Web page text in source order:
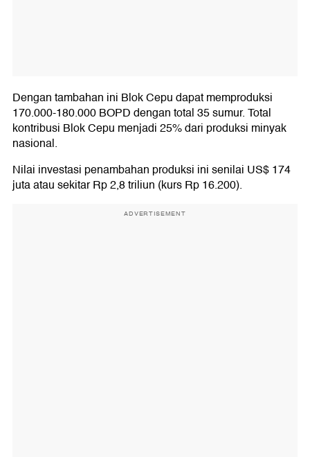
Dengan tambahan ini Blok Cepu dapat memproduksi
170.000-180.000 BOPD dengan total 35 sumur. Total
kontribusi Blok Cepu menjadi 25% dari produksi minyak
nasional.
Nilai investasi penambahan produksi ini senilai US$ 174
juta atau sekitar Rp 2,8 triliun (kurs Rp 16.200).
ADVERTISEMENT